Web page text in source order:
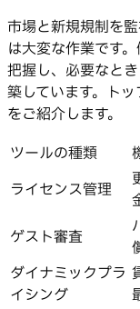
市場と新規規制を
は大変な作業です
把握し、必要なと
築しています。ト
をご紹介します。
ツールの種類
ライセンス管理
ゲスト審査
ダイナミックプラ
イシング